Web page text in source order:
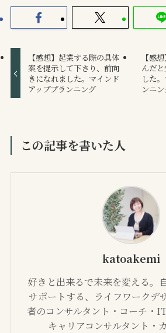
【感想】起業する際の具体
案を提示して下さり、前向
きになれました。マインド
アッププランニング
【感
んだ
した
ンニ
この記事を書いた人
katoakemi
好きと出来るで未来を変える。
サポートする、ライフワーク
者のコンサルタント・コーチ・
キャリアコンサルタント・